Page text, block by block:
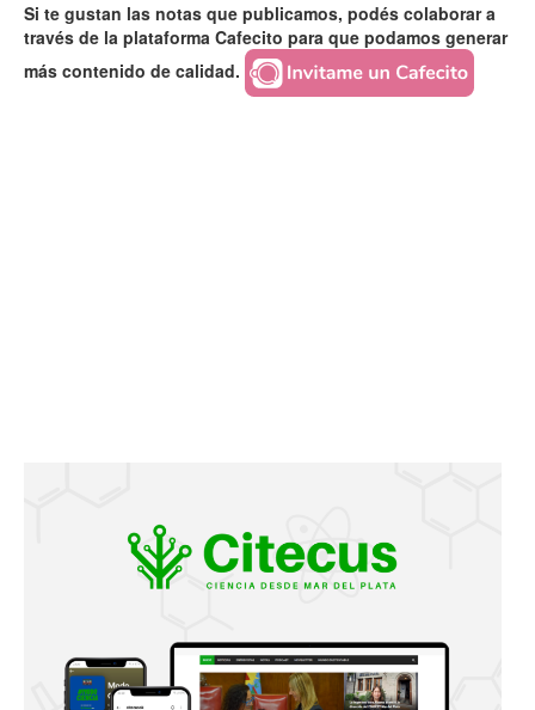
Si te gustan las notas que publicamos, podés colaborar a
través de la plataforma Cafecito para que podamos generar
más contenido de calidad.